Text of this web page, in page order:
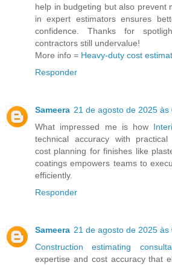
help in budgeting but also prevent
in expert estimators ensures
confidence. Thanks for
contractors still undervalue!
More info = Heavy‑duty cost
Responder
Sameera 21 de agosto de 2025 às
What impressed me is how
technical accuracy with practical
cost planning for finishes like
coatings empowers teams to
efficiently.
Responder
Sameera 21 de agosto de 2025 às
Construction estimating
expertise and cost accuracy that